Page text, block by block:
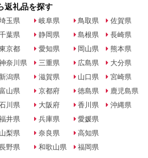
返礼品を探す
玉県
葉県
京都
奈川県
新潟県
山県
川県
井県
山梨県
野県
岐阜県
静岡県
愛知県
三重県
滋賀県
京都府
大阪府
兵庫県
奈良県
和歌山県
鳥取県
島根県
岡山県
広島県
山口県
徳島県
香川県
愛媛県
高知県
福岡県
佐賀県
長崎県
熊本県
大分県
宮崎県
鹿児島県
沖縄県